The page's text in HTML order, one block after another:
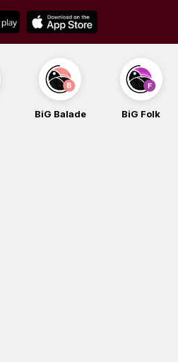
BiG Balade BiG Folk